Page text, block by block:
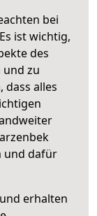
bei
ist wichtig,
des
und zu
dass alles
und dafür
erhalten